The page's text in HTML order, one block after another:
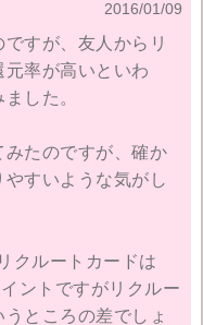
2016/01/09
すが、友人からリ
率が高いといわ
した。
たのですが、確か
すいような気がし
クルートカードは
ントですがリクルー
ところの差でしょ